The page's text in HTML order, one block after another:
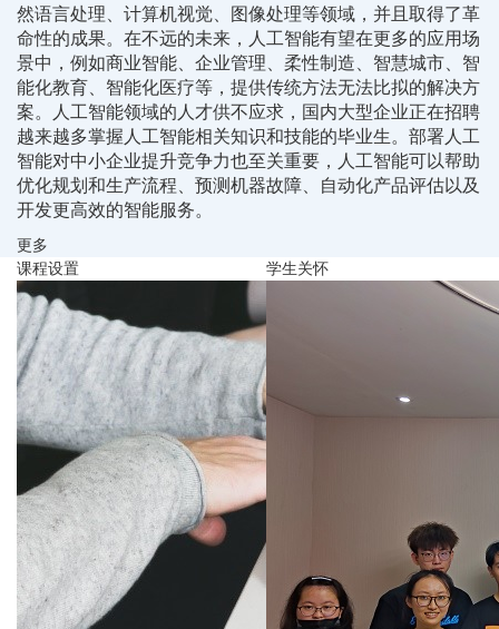
然语言处理、计算机视觉、图像处理等领域，并且取得了革
命性的成果。在不远的未来，人工智能有望在更多的应用场
景中，例如商业智能、企业管理、柔性制造、智慧城市、智
能化教育、智能化医疗等，提供传统方法无法比拟的解决方
案。人工智能领域的人才供不应求，国内大型企业正在招聘
越来越多掌握人工智能相关知识和技能的毕业生。部署人工
智能对中小企业提升竞争力也至关重要，人工智能可以帮助
优化规划和生产流程、预测机器故障、自动化产品评估以及
开发更高效的智能服务。
更多
课程设置
学生关怀